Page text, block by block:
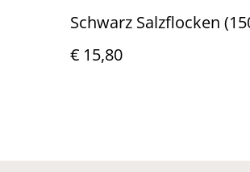
Schwarz Salzflocken
€ 15,80